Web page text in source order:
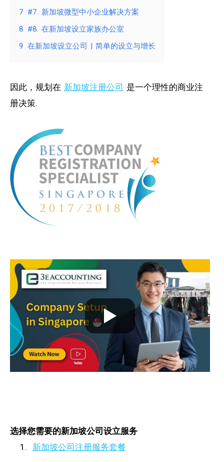
7 #7. 新加坡微型中小企业解决方案
8 #8. 在新加坡设立家族办公室
9 在新加坡设立公司 | 简单的设立与增长
因此，规划在 新加坡注册公司 是一个理性的商业注
册决策.
选择您需要的新加坡公司设立服务
新加坡公司注册服务套餐